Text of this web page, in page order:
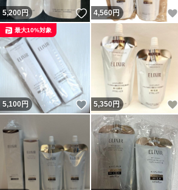
5,200円 いいね！
4,560円
5,100円 いいね！
最大10%対象
5,350円